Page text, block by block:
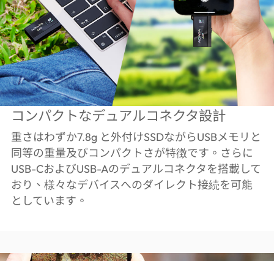
コンパクトなデュアルコネクタ設計
重さはわずか7.8g と外付けSSDながらUSBメモリと
同等の重量及びコンパクトさが特徴です。さらに
USB-CおよびUSB-Aのデュアルコネクタを搭載して
おり、様々なデバイスへのダイレクト接続を可能
としています。